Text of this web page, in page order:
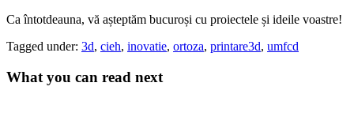
Ca întotdeauna, vă așteptăm bucuroși cu proiectele și ideile voastre!
Tagged under: 3d, cieh, inovatie, ortoza, printare3d, umfcd
What you can read next